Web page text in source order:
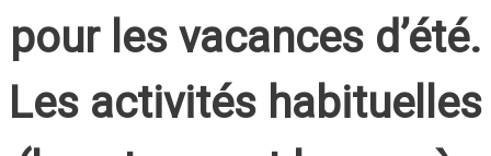
pour les vacances d’été.
Les activités habituelles